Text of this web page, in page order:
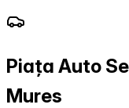
Piața Auto
Mures